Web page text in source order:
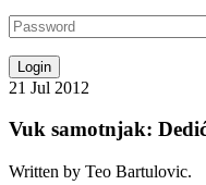
21 Jul 2012
Vuk samotnjak:
Written by Teo Bartulovic.